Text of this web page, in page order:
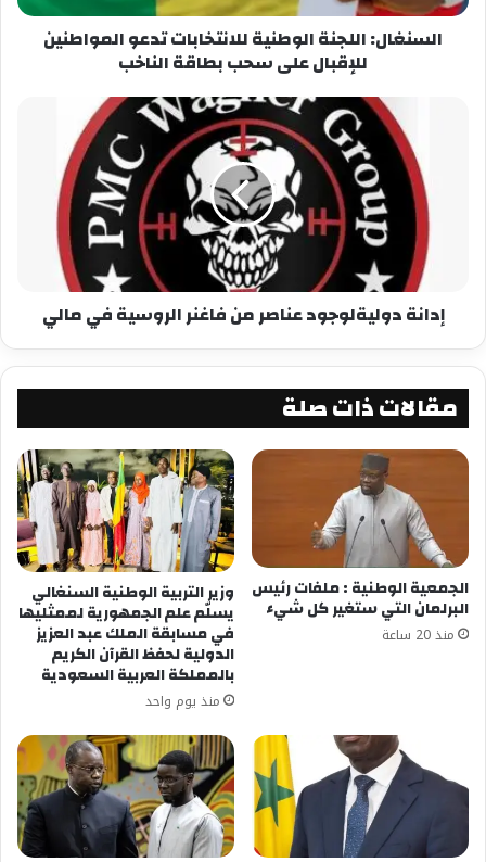
السنغال: اللجنة الوطنية للانتخابات تدعو المواطنين
للإقبال على سحب بطاقة الناخب
إدانة دوليةلوجود عناصر من فاغنر الروسية في مالي
مقالات ذات صلة
الجمعية الوطنية : ملفات رئيس
البرلمان التي ستغير كل شيء
منذ 20 ساعة
وزير التربية الوطنية السنغالي
يسلّم علم الجمهورية لممثليها
في مسابقة الملك عبد العزيز
الدولية لحفظ القرآن الكريم
بالمملكة العربية السعودية
منذ يوم واحد